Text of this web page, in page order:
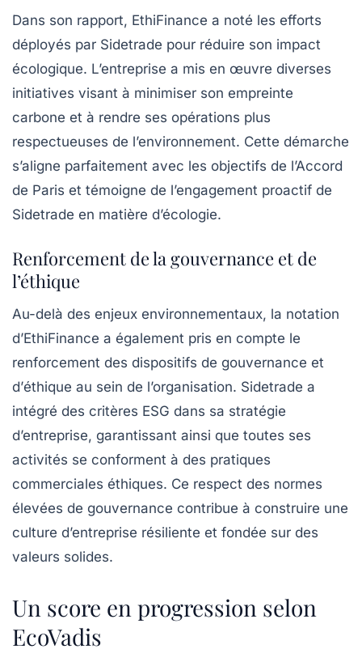
Dans son rapport, EthiFinance a noté les efforts
déployés par Sidetrade pour réduire son impact
écologique. L’entreprise a mis en œuvre diverses
initiatives visant à minimiser son empreinte
carbone et à rendre ses opérations plus
respectueuses de l’environnement. Cette démarche
s’aligne parfaitement avec les objectifs de l’Accord
de Paris et témoigne de l’engagement proactif de
Sidetrade en matière d’écologie.
Renforcement de la gouvernance et de
l’éthique
Au-delà des enjeux environnementaux, la notation
d’EthiFinance a également pris en compte le
renforcement des dispositifs de gouvernance et
d’éthique au sein de l’organisation. Sidetrade a
intégré des critères ESG dans sa stratégie
d’entreprise, garantissant ainsi que toutes ses
activités se conforment à des pratiques
commerciales éthiques. Ce respect des normes
élevées de gouvernance contribue à construire une
culture d’entreprise résiliente et fondée sur des
valeurs solides.
Un score en progression selon
EcoVadis